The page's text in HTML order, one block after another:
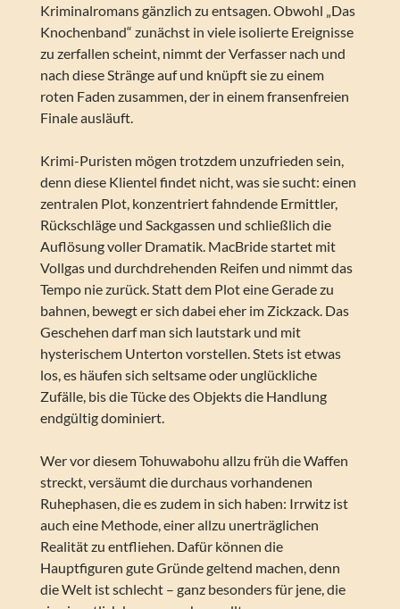
Kriminalromans gänzlich zu entsagen. Obwohl „Das
Knochenband“ zunächst in viele isolierte Ereignisse
zu zerfallen scheint, nimmt der Verfasser nach und
nach diese Stränge auf und knüpft sie zu einem
roten Faden zusammen, der in einem fransenfreien
Finale ausläuft.
Krimi-Puristen mögen trotzdem unzufrieden sein,
denn diese Klientel findet nicht, was sie sucht: einen
zentralen Plot, konzentriert fahndende Ermittler,
Rückschläge und Sackgassen und schließlich die
Auflösung voller Dramatik. MacBride startet mit
Vollgas und durchdrehenden Reifen und nimmt das
Tempo nie zurück. Statt dem Plot eine Gerade zu
bahnen, bewegt er sich dabei eher im Zickzack. Das
Geschehen darf man sich lautstark und mit
hysterischem Unterton vorstellen. Stets ist etwas
los, es häufen sich seltsame oder unglückliche
Zufälle, bis die Tücke des Objekts die Handlung
endgültig dominiert.
Wer vor diesem Tohuwabohu allzu früh die Waffen
streckt, versäumt die durchaus vorhandenen
Ruhephasen, die es zudem in sich haben: Irrwitz ist
auch eine Methode, einer allzu unerträglichen
Realität zu entfliehen. Dafür können die
Hauptfiguren gute Gründe geltend machen, denn
die Welt ist schlecht – ganz besonders für jene, die